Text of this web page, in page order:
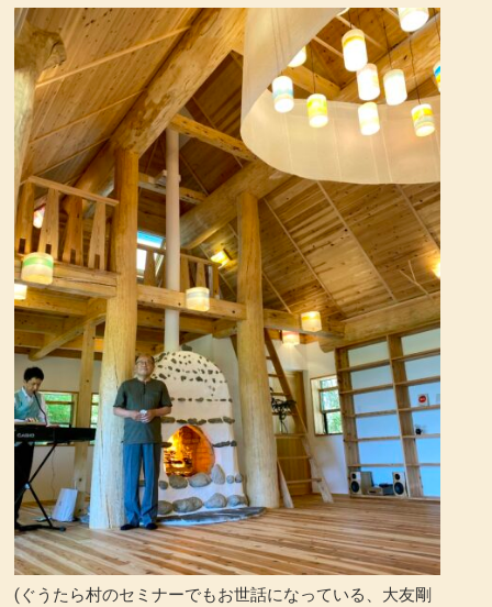
(ぐうたら村のセミナーでもお世話になっている、大友剛